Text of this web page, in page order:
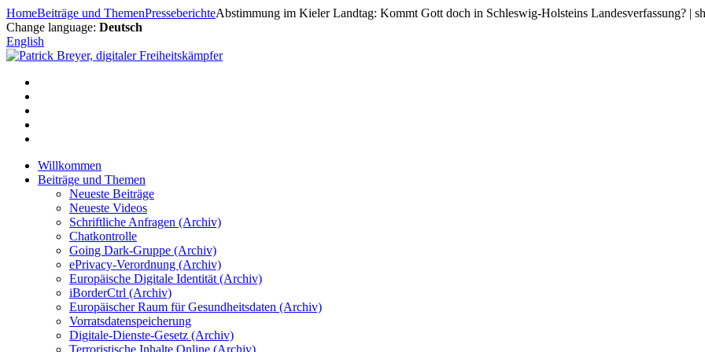
Zum
Inhalt
springen
HomeBeiträge und ThemenPresseberichteAbstimmung im Kieler Landtag: Kommt Gott doch in Schleswig-Holsteins Landesverfassung? |
Change language: Deutsch
English
Willkommen
Beiträge und Themen
Neueste Beiträge
Neueste Videos
Schriftliche Anfragen (Archiv)
Chatkontrolle
Going Dark-Gruppe (Archiv)
ePrivacy-Verordnung (Archiv)
Europäische Digitale Identität (Archiv)
iBorderCtrl (Archiv)
Europäischer Raum für Gesundheitsdaten (Archiv)
Vorratsdatenspeicherung
Digitale-Dienste-Gesetz (Archiv)
Terroristische Inhalte Online (Archiv)